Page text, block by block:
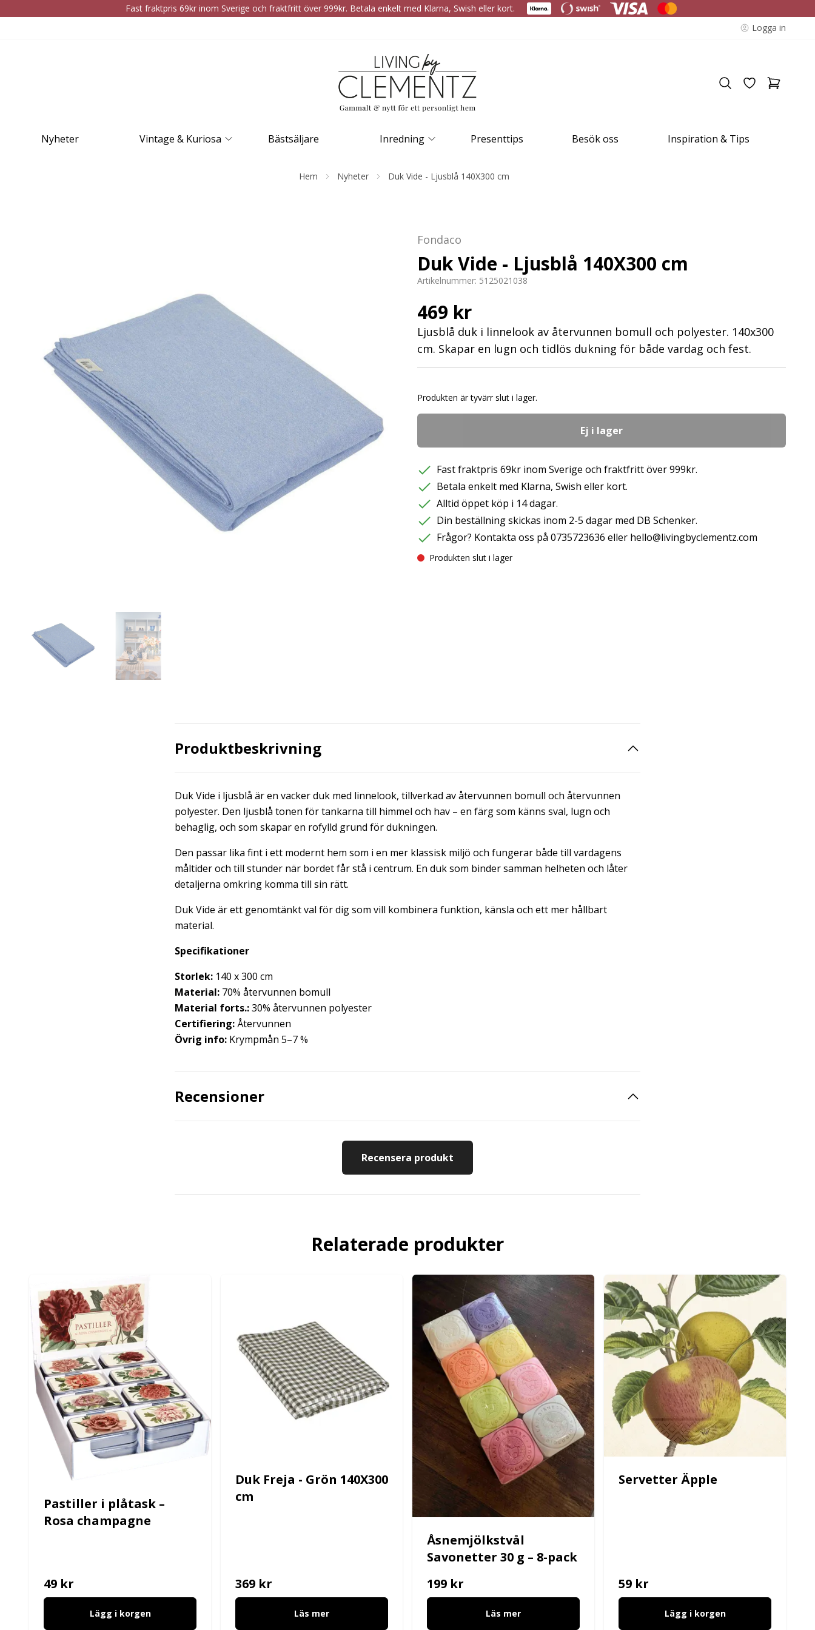
Fast fraktpris 69kr inom Sverige och fraktfritt över 999kr. Betala enkelt med Klarna, Swish eller kort.
Logga in
Nyheter Vintage & Kuriosa Bästsäljare Inredning Presenttips Besök oss Inspiration & Tips
Hem Nyheter Duk Vide - Ljusblå 140X300 cm
Fondaco
Duk Vide - Ljusblå 140X300 cm
Artikelnummer: 5125021038
469 kr
Ljusblå duk i linnelook av återvunnen bomull och polyester. 140x300
cm. Skapar en lugn och tidlös dukning för både vardag och fest.
Produkten är tyvärr slut i lager.
Ej i lager
Fast fraktpris 69kr inom Sverige och fraktfritt över 999kr.
Betala enkelt med Klarna, Swish eller kort.
Alltid öppet köp i 14 dagar.
Din beställning skickas inom 2-5 dagar med DB Schenker.
Frågor? Kontakta oss på 0735723636 eller hello@livingbyclementz.com
Produkten slut i lager
Produktbeskrivning
Duk Vide i ljusblå är en vacker duk med linnelook, tillverkad av återvunnen bomull och återvunnen
polyester. Den ljusblå tonen för tankarna till himmel och hav – en färg som känns sval, lugn och
behaglig, och som skapar en rofylld grund för dukningen.
Den passar lika fint i ett modernt hem som i en mer klassisk miljö och fungerar både till vardagens
måltider och till stunder när bordet får stå i centrum. En duk som binder samman helheten och låter
detaljerna omkring komma till sin rätt.
Duk Vide är ett genomtänkt val för dig som vill kombinera funktion, känsla och ett mer hållbart
material.
Specifikationer
Storlek: 140 x 300 cm
Material: 70% återvunnen bomull
Material forts.:30% återvunnen polyester
Certifiering:Återvunnen
Övrig info: Krympmån 5–7 %
Recensioner
Recensera produkt
Relaterade produkter
Pastiller i plåtask –
Rosa champagne
49 kr
Lägg i korgen
Duk Freja - Grön 140X300
cm
369 kr
Läs mer
Åsnemjölkstvål
Savonetter 30 g – 8-pack
199 kr
Läs mer
Servetter Äpple
59 kr
Lägg i korgen